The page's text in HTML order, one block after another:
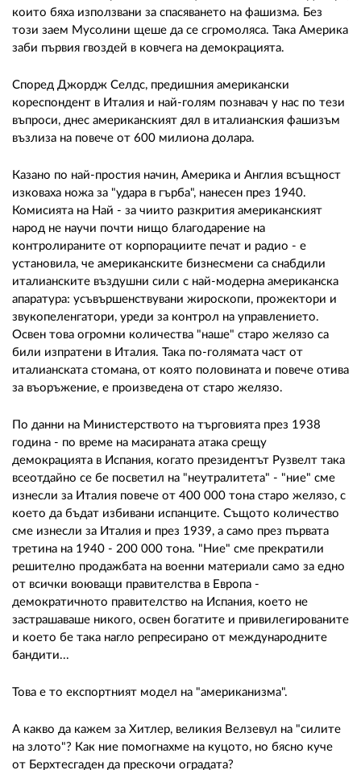
които бяха използвани за спасяването на фашизма. Без
този заем Мусолини щеше да се сгромоляса. Така Америка
заби първия гвоздей в ковчега на демокрацията.
Според Джордж Селдс, предишния американски
кореспондент в Италия и най-голям познавач у нас по тези
въпроси, днес американският дял в италианския фашизъм
възлиза на повече от 600 милиона долара.
Казано по най-простия начин, Америка и Англия всъщност
изковаха ножа за "удара в гърба", нанесен през 1940.
Комисията на Най - за чиито разкрития американският
народ не научи почти нищо благодарение на
контролираните от корпорациите печат и радио - е
установила, че американските бизнесмени са снабдили
италианските въздушни сили с най-модерна американска
апаратура: усъвършенствувани жироскопи, прожектори и
звукопеленгатори, уреди за контрол на управлението.
Освен това огромни количества "наше" старо желязо са
били изпратени в Италия. Така по-голямата част от
италианската стомана, от която половината и повече отива
за въоръжение, е произведена от старо желязо.
По данни на Министерството на търговията през 1938
година - по време на масираната атака срещу
демокрацията в Испания, когато президентът Рузвелт така
всеотдайно се бе посветил на "неутралитета" - "ние" сме
изнесли за Италия повече от 400 000 тона старо желязо, с
което да бъдат избивани испанците. Същото количество
сме изнесли за Италия и през 1939, а само през първата
третина на 1940 - 200 000 тона. "Ние" сме прекратили
решително продажбата на военни материали само за едно
от всички воюващи правителства в Европа -
демократичното правителство на Испания, което не
застрашаваше никого, освен богатите и привилегированите
и което бе така нагло репресирано от международните
бандити...
Това е то експортният модел на "американизма".
А какво да кажем за Хитлер, великия Велзевул на "силите
на злото"? Как ние помогнахме на куцото, но бясно куче
от Берхтесгаден да прескочи оградата?